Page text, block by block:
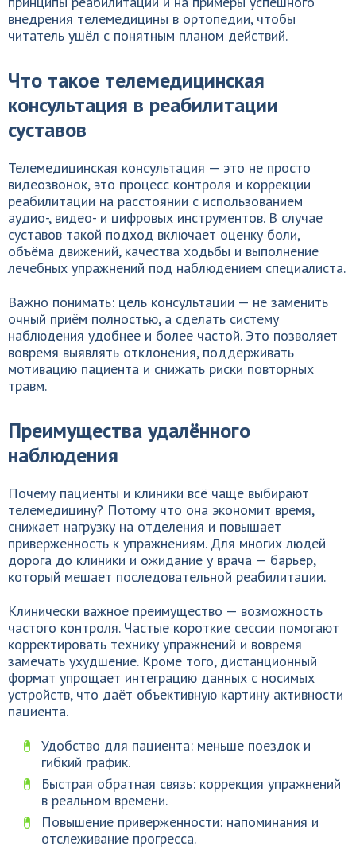
внедрения телемедицины в ортопедии, чтобы
читатель ушёл с понятным планом действий.
Что такое телемедицинская
консультация в реабилитации
суставов
Телемедицинская консультация — это не просто
видеозвонок, это процесс контроля и коррекции
реабилитации на расстоянии с использованием
аудио-, видео- и цифровых инструментов. В случае
суставов такой подход включает оценку боли,
объёма движений, качества ходьбы и выполнение
лечебных упражнений под наблюдением специалиста.
Важно понимать: цель консультации — не заменить
очный приём полностью, а сделать систему
наблюдения удобнее и более частой. Это позволяет
вовремя выявлять отклонения, поддерживать
мотивацию пациента и снижать риски повторных
травм.
Преимущества удалённого
наблюдения
Почему пациенты и клиники всё чаще выбирают
телемедицину? Потому что она экономит время,
снижает нагрузку на отделения и повышает
приверженность к упражнениям. Для многих людей
дорога до клиники и ожидание у врача — барьер,
который мешает последовательной реабилитации.
Клинически важное преимущество — возможность
частого контроля. Частые короткие сессии помогают
корректировать технику упражнений и вовремя
замечать ухудшение. Кроме того, дистанционный
формат упрощает интеграцию данных с носимых
устройств, что даёт объективную картину активности
пациента.
Удобство для пациента: меньше поездок и
гибкий график.
Быстрая обратная связь: коррекция упражнений
в реальном времени.
Повышение приверженности: напоминания и
отслеживание прогресса.